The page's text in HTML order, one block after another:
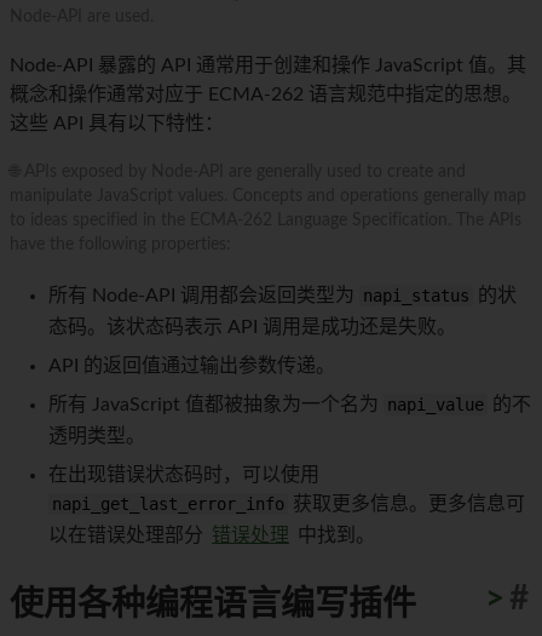
Node-API 暴露的 API 通常用于创建和操作 JavaScript 值。其
概念和操作通常对应于 ECMA-262 语言规范中指定的思想。
这些 API 具有以下特性：
所有 Node-API 调用都会返回类型为 napi_status
的状
态码。该状态码表示 API 调用是成功还是失败。
API 的返回值通过输出参数传递。
所有 JavaScript 值都被抽象为一个名为
napi_value
的不
透明类型。
在出现错误状态码时，可以使用
napi_get_last_error_info 获取更多信息。更多信息可
以在错误处理部分 错误处理 中找到。
使用各种编程语言编写插件 #
>